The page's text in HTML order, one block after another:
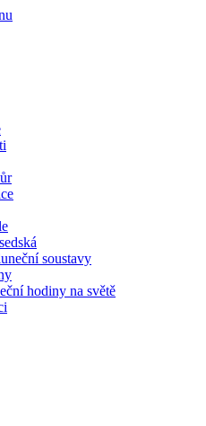
soustavy
hodiny na světě